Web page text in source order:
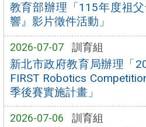
教育部辦理「115年度祖
響』影片徵件活動」
2026-07-07 訓育組
新北市政府教育局辦理「
FIRST Robotics
季後賽實施計畫」
2026-07-06 訓育組